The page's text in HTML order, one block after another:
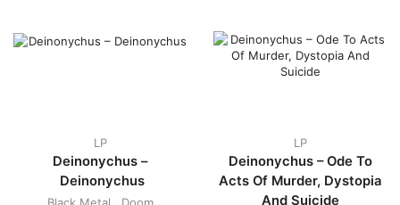
LP
Deinonychus –
Deinonychus
LP
Deinonychus – Ode To
Acts Of Murder, Dystopia
And Suicide